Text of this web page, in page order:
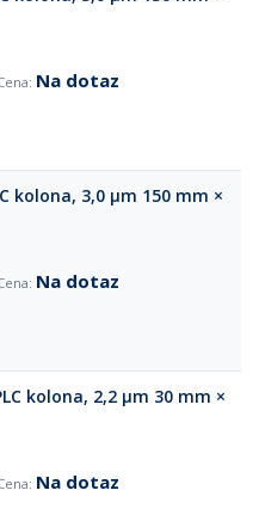
Na dotaz
kolona, 3,0 µm 150 mm ×
Na dotaz
kolona, 2,2 µm 30 mm ×
Na dotaz